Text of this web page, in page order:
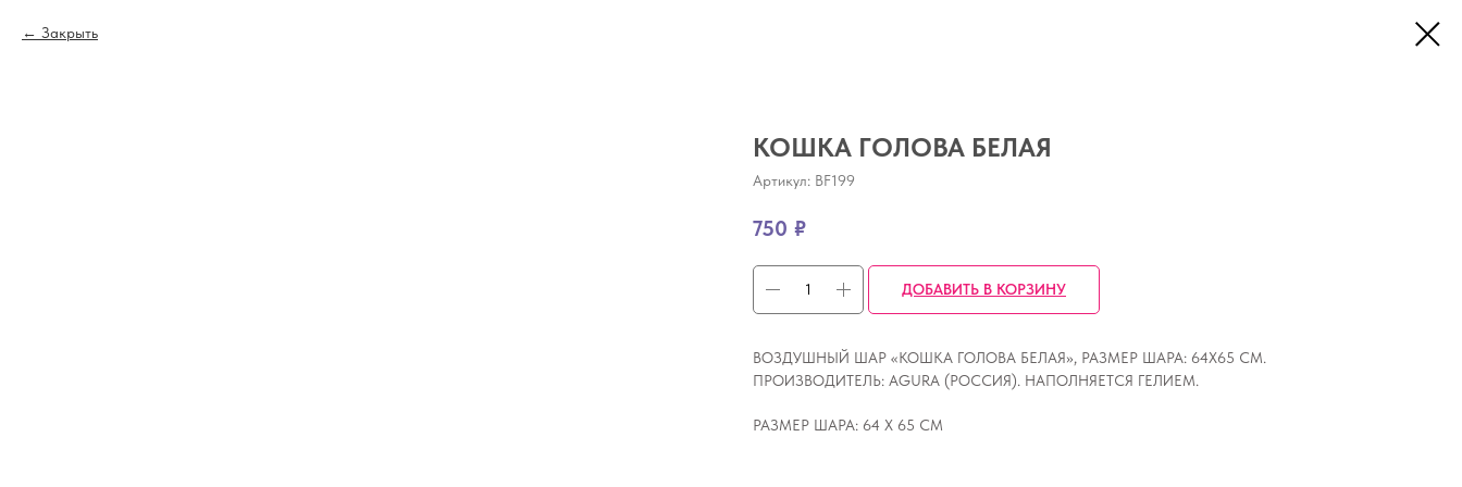
Закрыть
КОШКА ГОЛОВА БЕЛАЯ
Артикул: BF199
750 ₽
ДОБАВИТЬ В КОРЗИНУ
ВОЗДУШНЫЙ ШАР «КОШКА ГОЛОВА БЕЛАЯ», РАЗМЕР ШАРА: 64Х65 СМ.
ПРОИЗВОДИТЕЛЬ: AGURA (РОССИЯ). НАПОЛНЯЕТСЯ ГЕЛИЕМ.
РАЗМЕР ШАРА: 64 Х 65 СМ